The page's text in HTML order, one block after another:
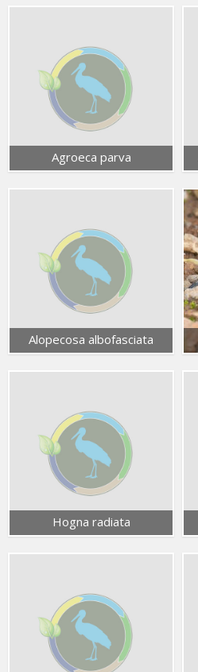
Agroeca parva
Alopecosa albofasciata
Hogna radiata